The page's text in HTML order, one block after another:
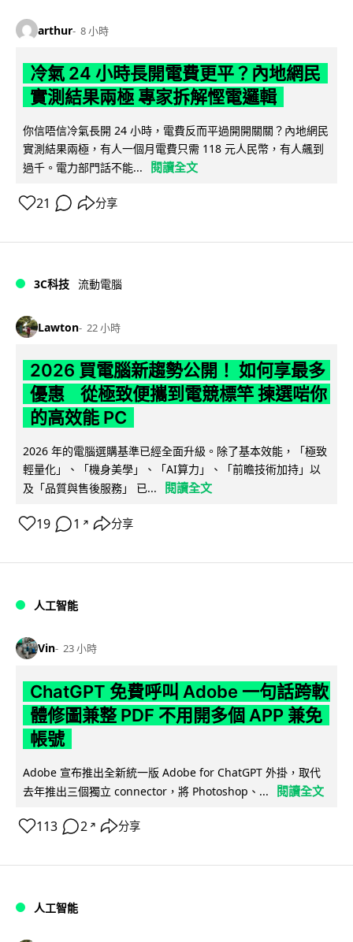
arthur 8 小時
冷氣 24 小時長開電費更平？內地網民
實測結果兩極 專家拆解慳電邏輯
你信唔信冷氣長開 24 小時，電費反而平過開開關關？內地網民
實測結果兩極，有人一個月電費只需 118 元人民幣，有人飆到
過千。電力部門話不能...
閱讀全文
21 分享
3C科技 流動電腦
Lawton 22 小時
2026 買電腦新趨勢公開！ 如何享最多
優惠 從極致便攜到電競標竿 揀選啱你
的高效能 PC
2026 年的電腦選購基準已經全面升級。除了基本效能，「極致
輕量化」、「機身美學」、「AI算力」、「前瞻技術加持」以
及「品質與售後服務」 已...
閱讀全文
19 1 ↗ 分享
人工智能
Vin 23 小時
ChatGPT 免費呼叫 Adobe 一句話跨軟
體修圖兼整 PDF 不用開多個 APP 兼免
帳號
Adobe 宣布推出全新統一版 Adobe for ChatGPT 外掛，取代
去年推出三個獨立 connector，將 Photoshop、...
閱讀全文
113 2 ↗ 分享
人工智能